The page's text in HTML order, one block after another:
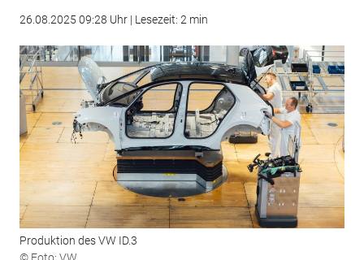
26.08.2025 09:28 Uhr | Lesezeit: 2 min
Produktion des VW ID.3